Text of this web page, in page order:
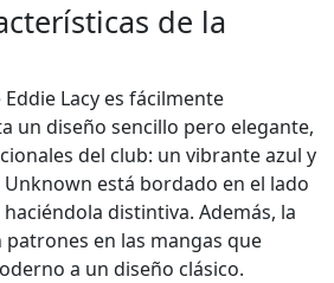
de la
Lacy es fácilmente
un diseño sencillo pero elegante,
del club: un vibrante azul y
Unknown está bordado en el lado
distintiva. Además, la
en las mangas que
a un diseño clásico.